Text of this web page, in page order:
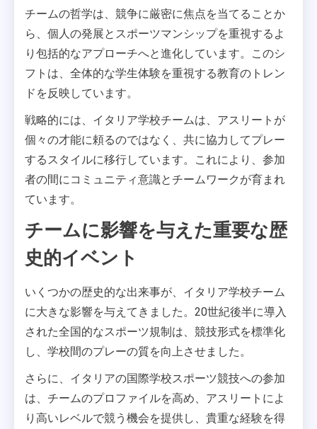
チームの哲学は、競争に厳密に焦点を当てることか
ら、個人の発展とスポーツマンシップを重視するよ
り包括的なアプローチへと進化しています。このシ
フトは、全体的な学生体験を重視する教育のトレン
ドを反映しています。
戦略的には、イタリア学校チームは、アスリートが
個々の才能に頼るのではなく、共に協力してプレー
するスタイルに移行しています。これにより、参加
者の間にコミュニティ意識とチームワークが育まれ
ています。
チームに影響を与えた重要な歴
史的イベント
いくつかの歴史的な出来事が、イタリア学校チーム
に大きな影響を与えてきました。20世紀後半に導入
された全国的なスポーツ規制は、競技形式を標準化
し、学校間のプレーの質を向上させました。
さらに、イタリアの国際学校スポーツ競技への参加
は、チームのプロファイルを高め、アスリートによ
り高いレベルで競う機会を提供し、貴重な経験を得